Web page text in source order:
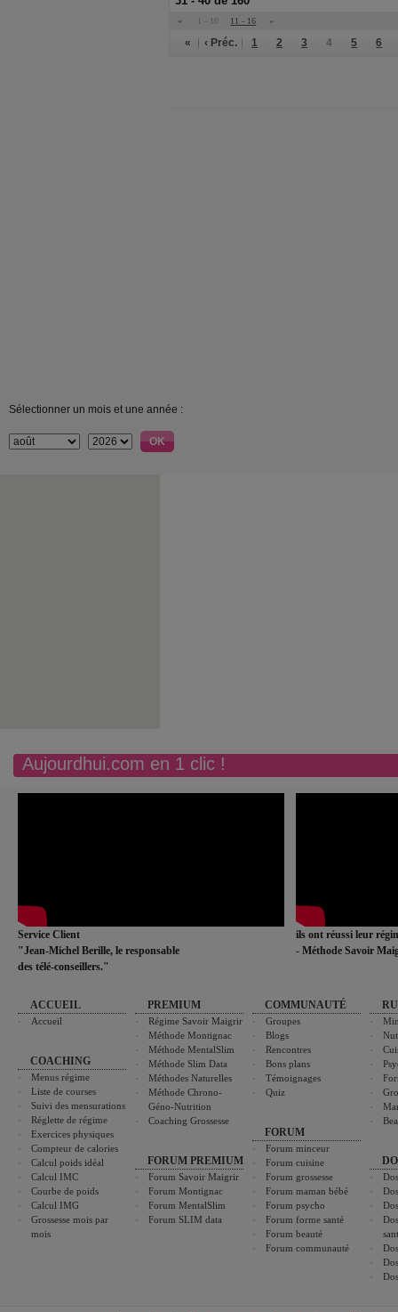
« 1 - 10 11 - 16 »
« ‹ Préc. 1 2 3 4 5 6
Sélectionner un mois et une année :
Aujourdhui.com en 1 clic !
Service Client
"Jean-Michel Berille, le responsable
des télé-conseillers."
ils ont réussi leur
- Méthode Savoir
ACCUEIL
Accueil
COACHING
Menus régime
Liste de courses
Suivi des mensurations
Réglette de régime
Exercices physiques
Compteur de calories
Calcul poids idéal
Calcul IMC
Courbe de poids
Calcul IMG
Grossesse mois par
mois
PREMIUM
Régime Savoir Maigrir
Méthode Montignac
Méthode MentalSlim
Méthode Slim Data
Méthodes Naturelles
Méthode Chrono-
Géno-Nutrition
Coaching Grossesse
FORUM PREMIUM
Forum Savoir Maigrir
Forum Montignac
Forum MentalSlim
Forum SLIM data
COMMUNAUTÉ
Groupes
Blogs
Rencontres
Bons plans
Témoignages
Quiz
FORUM
Forum minceur
Forum cuisine
Forum grossesse
Forum maman bébé
Forum psycho
Forum forme santé
Forum beauté
Forum communauté